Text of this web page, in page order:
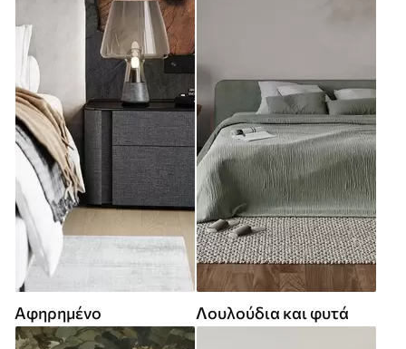
Αφηρημένο Λουλούδια και φυτά